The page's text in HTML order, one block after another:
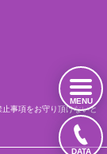
MENU
DATA
事項をお守り頂けないと